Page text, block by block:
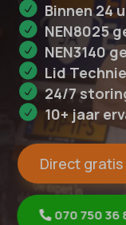
Binnen 24
NEN8025
NEN3140
Lid
24/7
10+ jaar
Direct
070 750 36